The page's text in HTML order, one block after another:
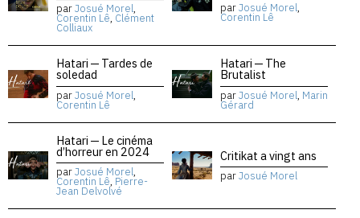
parJosué Morel,
Corentin Lê, Clément
Colliaux
parJosué Morel,
Corentin Lê
Hatari — Tardes de
soledad
parJosué Morel,
Corentin Lê
Hatari — The
Brutalist
parJosué Morel, Marin
Gérard
Hatari — Le cinéma
d’horreur en 2024
parJosué Morel,
Corentin Lê, Pierre-
Jean Delvolvé
Critikat a vingt ans
parJosué Morel